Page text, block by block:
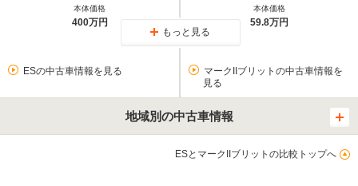
本体価格
400万円
本体価格
59.8万円
もっと見る
ESの中古車情報を見る
マークIIブリットの中古車情報を
見る
地域別の中古車情報
ESとマークIIブリットの比較トップへ